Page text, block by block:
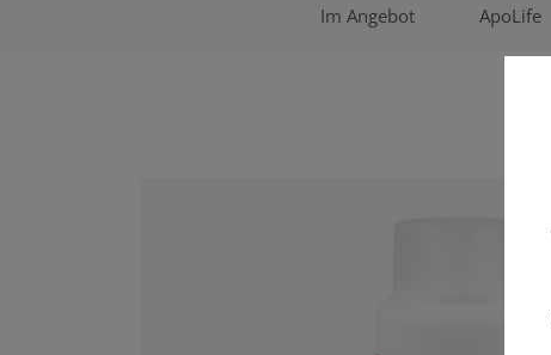
Im Angebot ApoLife